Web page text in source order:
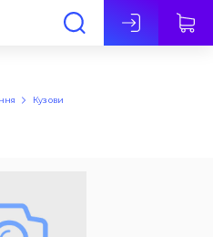
Кузови